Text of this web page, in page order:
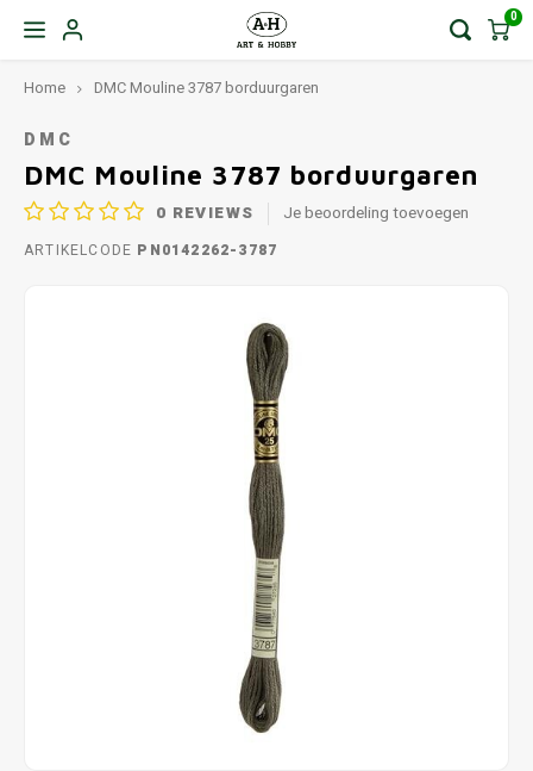
0
Home DMC Mouline 3787 borduurgaren
DMC
DMC Mouline 3787 borduurgaren
0 REVIEWS Je beoordeling toevoegen
ARTIKELCODE PN0142262-3787